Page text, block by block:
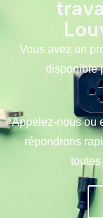
Vous avez un
disponible
Appelez-nous ou
répondrons